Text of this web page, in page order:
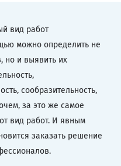
вид работ
можно определить не
но и выявить их
сообразительность,
за это же самое
вид работ. И явным
заказать решение